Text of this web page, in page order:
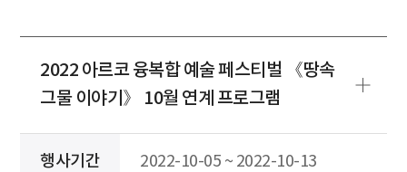
2022 아르코 융복합 예술 페스티벌 《땅속
그물 이야기》 10월 연계 프로그램
행사기간 2022-10-05 ~ 2022-10-13